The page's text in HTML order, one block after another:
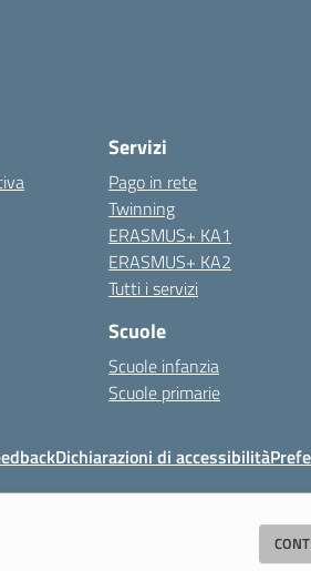
Servizi
Pago in rete
Twinning
ERASMUS+ KA1
ERASMUS+ KA2
Tutti i servizi
Scuole
Scuole infanzia
Scuole primarie
Dichiarazioni di accessibilità